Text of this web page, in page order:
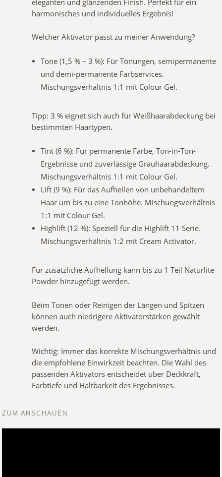
eleganten und glänzenden Finish. Perfekt für ein
harmonisches und individuelles Ergebnis!
Welcher Aktivator passt zu meiner Anwendung?
Tone (1,5 % – 3 %): Für Tönungen, semipermanente
und demi-permanente Farbservices.
Mischungsverhältnis 1:1 mit Colour Gel.
Tipp: 3 % eignet sich auch für Weißhaarabdeckung bei
bestimmten Haartypen.
Tint (6 %): Für permanente Farbe, Ton-in-Ton-
Ergebnisse und zuverlässige Grauhaarabdeckung.
Mischungsverhältnis 1:1 mit Colour Gel.
Lift (9 %): Für das Aufhellen von unbehandeltem
Haar um bis zu eine Tonhöhe. Mischungsverhältnis
1:1 mit Colour Gel.
Highlift (12 %): Speziell für die Highlift 11 Serie.
Mischungsverhältnis 1:2 mit Cream Activator.
Für zusätzliche Aufhellung kann bis zu 1 Teil Naturlite
Powder hinzugefügt werden.
Beim Tonen oder Reinigen der Längen und Spitzen
können auch niedrigere Aktivatorstärken gewählt
werden.
Wichtig: Immer das korrekte Mischungsverhältnis und
die empfohlene Einwirkzeit beachten. Die Wahl des
passenden Aktivators entscheidet über Deckkraft,
Farbtiefe und Haltbarkeit des Ergebnisses.
ZUM ANSCHAUEN